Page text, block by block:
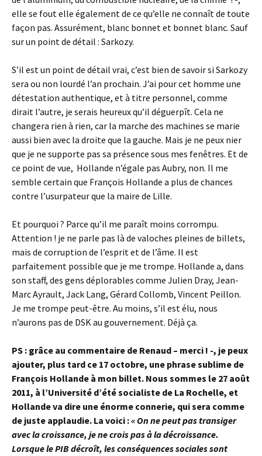
elle se fout elle également de ce qu’elle ne connaît de toute
façon pas. Assurément, blanc bonnet et bonnet blanc. Sauf
sur un point de détail : Sarkozy.
S’il est un point de détail vrai, c’est bien de savoir si Sarkozy
sera ou non lourdé l’an prochain. J’ai pour cet homme une
détestation authentique, et à titre personnel, comme
dirait l’autre, je serais heureux qu’il déguerpît. Cela ne
changera rien à rien, car la marche des machines se marie
aussi bien avec la droite que la gauche. Mais je ne peux nier
que je ne supporte pas sa présence sous mes fenêtres. Et de
ce point de vue, Hollande n’égale pas Aubry, non. Il me
semble certain que François Hollande a plus de chances
contre l’usurpateur que la maire de Lille.
Et pourquoi ? Parce qu’il me paraît moins corrompu.
Attention ! je ne parle pas là de valoches pleines de billets,
mais de corruption de l’esprit et de l’âme. Il est
parfaitement possible que je me trompe. Hollande a, dans
son staff, des gens déplorables comme Julien Dray, Jean-
Marc Ayrault, Jack Lang, Gérard Collomb, Vincent Peillon.
Je me trompe peut-être. Au moins, s’il est élu, nous
n’aurons pas de DSK au gouvernement. Déjà ça.
PS : grâce au commentaire de Renaud – merci ! -, je peux
ajouter, plus tard ce 17 octobre, une phrase sublime de
François Hollande à mon billet. Nous sommes le 27 août
2011, à l’Université d’été socialiste de La Rochelle, et
Hollande va dire une énorme connerie, qui sera comme
de juste applaudie. La voici :« On ne peut pas transiger
avec la croissance, je ne crois pas à la décroissance.
Lorsque le PIB décroît, les conséquences sociales sont